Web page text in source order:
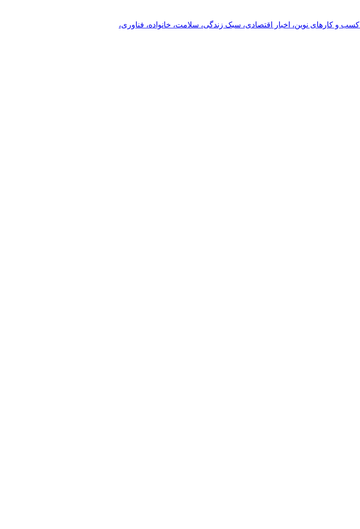
و کارهای نوین، اخبار اقتصادی، سبک زندگی، سلامت، خانواده، فناوری،